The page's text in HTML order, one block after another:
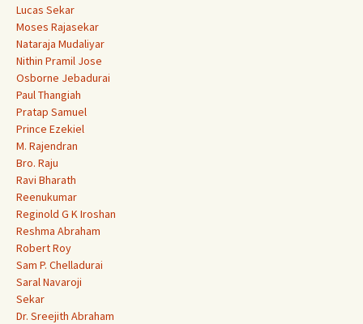
Lucas Sekar
Moses Rajasekar
Nataraja Mudaliyar
Nithin Pramil Jose
Osborne Jebadurai
Paul Thangiah
Pratap Samuel
Prince Ezekiel
M. Rajendran
Bro. Raju
Ravi Bharath
Reenukumar
Reginold G K Iroshan
Reshma Abraham
Robert Roy
Sam P. Chelladurai
Saral Navaroji
Sekar
Dr. Sreejith Abraham